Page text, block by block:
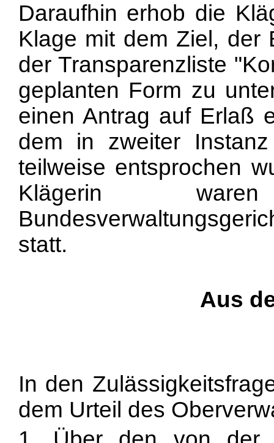
Daraufhin erhob die
Klage mit dem Ziel, der
der Transparenzliste
geplanten Form zu
einen Antrag auf Erlaß
dem in zweiter Instanz
teilweise entsprochen
Klägerin
statt.
Aus
In den
dem Urteil des